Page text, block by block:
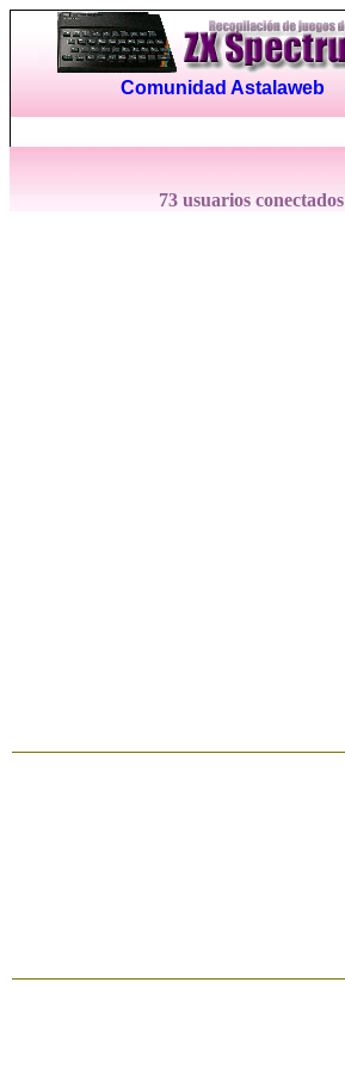
Comunidad Astalaweb
73 usuarios conectados